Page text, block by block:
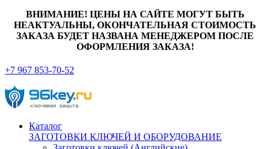
ВНИМАНИЕ! ЦЕНЫ НА САЙТЕ МОГУТ БЫТЬ
НЕАКТУАЛЬНЫ, ОКОНЧАТЕЛЬНАЯ СТОИМОСТЬ
ЗАКАЗА БУДЕТ НАЗВАНА МЕНЕДЖЕРОМ ПОСЛЕ
ОФОРМЛЕНИЯ ЗАКАЗА!
+7 967 853-70-52
Каталог
ЗАГОТОВКИ КЛЮЧЕЙ И ОБОРУДОВАНИЕ